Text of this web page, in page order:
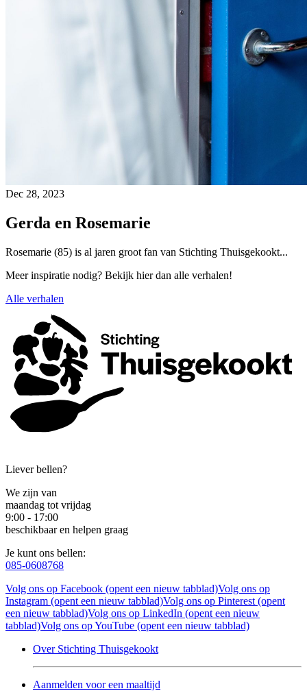
Dec 28, 2023
Gerda en Rosemarie
Rosemarie (85) is al jaren groot fan van Stichting Thuisgekookt...
Meer inspiratie nodig? Bekijk hier dan alle verhalen!
Alle verhalen
Liever bellen?
We zijn van
maandag tot vrijdag
9:00 - 17:00
beschikbaar en helpen graag
Je kunt ons bellen:
085-0608768
Volg ons op Facebook (opent een nieuw tabblad)Volg ons op
Instagram (opent een nieuw tabblad)Volg ons op Pinterest (opent
een nieuw tabblad)Volg ons op LinkedIn (opent een nieuw
tabblad)Volg ons op YouTube (opent een nieuw tabblad)
Over Stichting Thuisgekookt
Aanmelden voor een maaltijd